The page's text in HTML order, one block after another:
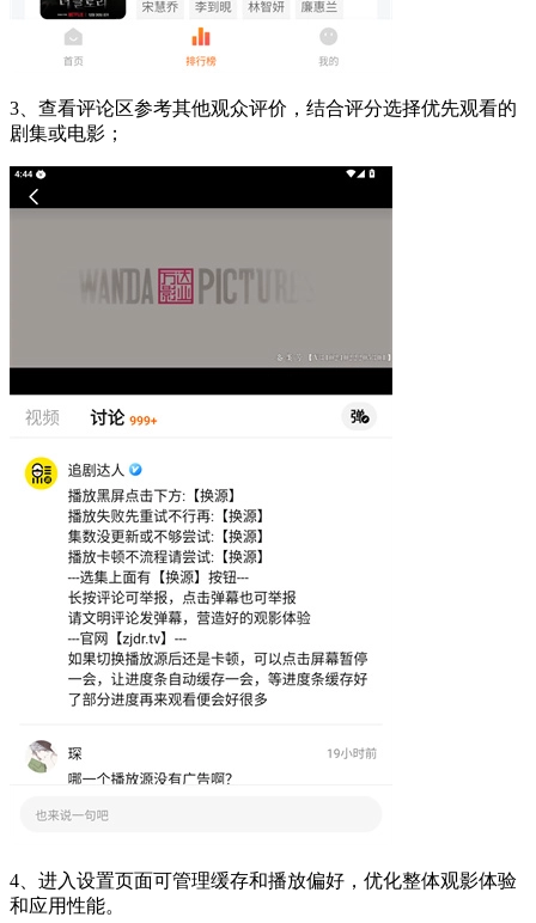
3、查看评论区参考其他观众评价，结合评分选择优先观看的
剧集或电影；
4、进入设置页面可管理缓存和播放偏好，优化整体观影体验
和应用性能。